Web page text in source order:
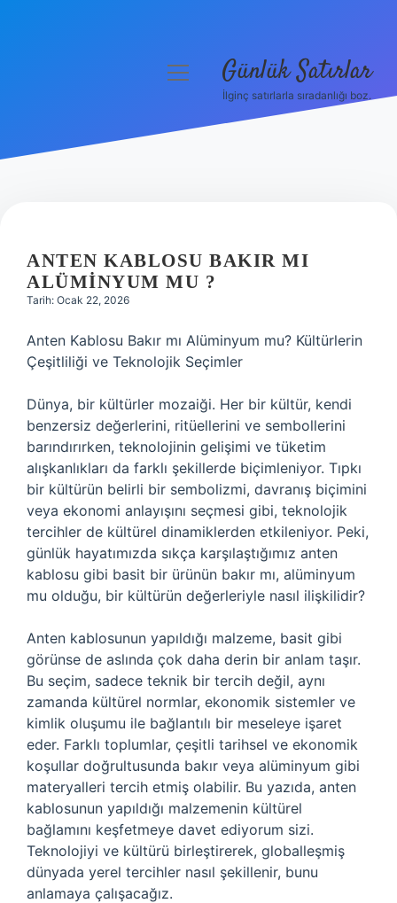
Hakkımızda
menüyü Günlük Satırlar
İlginç satırlarla sıradanlığı boz.
ANTEN KABLOSU BAKIR MI
ALÜMINYUM MU ?
Tarih: Ocak 22, 2026
Anten Kablosu Bakır mı Alüminyum mu? Kültürlerin
Çeşitliliği ve Teknolojik Seçimler
Dünya, bir kültürler mozaiği. Her bir kültür, kendi
benzersiz değerlerini, ritüellerini ve sembollerini
barındırırken, teknolojinin gelişimi ve tüketim
alışkanlıkları da farklı şekillerde biçimleniyor. Tıpkı
bir kültürün belirli bir sembolizmi, davranış biçimini
veya ekonomi anlayışını seçmesi gibi, teknolojik
tercihler de kültürel dinamiklerden etkileniyor. Peki,
günlük hayatımızda sıkça karşılaştığımız anten
kablosu gibi basit bir ürünün bakır mı, alüminyum
mu olduğu, bir kültürün değerleriyle nasıl ilişkilidir?
Anten kablosunun yapıldığı malzeme, basit gibi
görünse de aslında çok daha derin bir anlam taşır.
Bu seçim, sadece teknik bir tercih değil, aynı
zamanda kültürel normlar, ekonomik sistemler ve
kimlik oluşumu ile bağlantılı bir meseleye işaret
eder. Farklı toplumlar, çeşitli tarihsel ve ekonomik
koşullar doğrultusunda bakır veya alüminyum gibi
materyalleri tercih etmiş olabilir. Bu yazıda, anten
kablosunun yapıldığı malzemenin kültürel
bağlamını keşfetmeye davet ediyorum sizi.
Teknolojiyi ve kültürü birleştirerek, globalleşmiş
dünyada yerel tercihler nasıl şekillenir, bunu
anlamaya çalışacağız.